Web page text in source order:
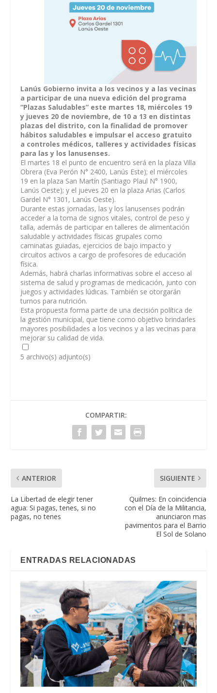
Lanús Gobierno invita a los vecinos y a las vecinas
a participar de una nueva edición del programa
“Plazas Saludables” este martes 18, miércoles 19
y jueves 20 de noviembre, de 10 a 13 en distintas
plazas del distrito, con la finalidad de promover
hábitos saludables e impulsar el acceso gratuito
a controles médicos, talleres y actividades físicas
para las y los lanusenses.
El martes 18 el punto de encuentro será en la plaza Villa
Obrera (Eva Perón N° 2400, Lanús Este); el miércoles
19 en la plaza San Martín (Santiago Plaul N° 1900,
Lanús Oeste); y el jueves 20 en la plaza Arias (Carlos
Gardel N° 1301, Lanús Oeste).
Durante estas jornadas, las y los lanusenses podrán
acceder a la toma de signos vitales, control de peso y
talla, además de participar en talleres de alimentación
saludable y actividades físicas grupales como
caminatas guiadas, ejercicios de bajo impacto y
circuitos activos a cargo de profesores de educación
física.
Además, habrá charlas informativas sobre el acceso al
sistema de salud y programas de medicación, junto con
juegos y actividades lúdicas. También se otorgarán
turnos para nutrición.
Esta propuesta forma parte de una decisión política de
la gestión municipal, que tiene como objetivo brindarles
mayores posibilidades a los vecinos y a las vecinas para
mejorar su calidad de vida.
5 archivo(s) adjunto(s)
COMPARTIR:
ANTERIOR
La Libertad de elegir tener
agua: Si pagas, tenes, si no
pagas, no tenes
SIGUIENTE
Quilmes: En coincidencia
con el Día de la Militancia,
anunciaron mas
pavimentos para el Barrio
El Sol de Solano
ENTRADAS RELACIONADAS